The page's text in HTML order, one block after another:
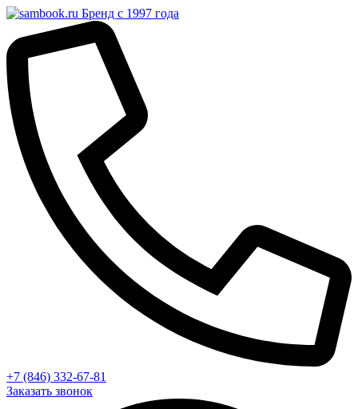
Бренд с 1997 года
+7 (846) 332-67-81
Заказать звонок